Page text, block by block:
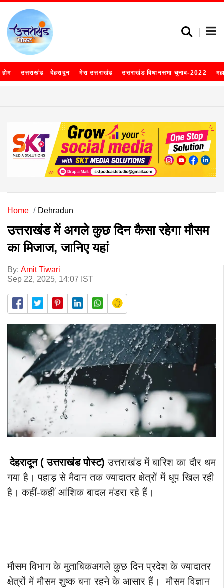
होम उत्तराखंड देहरादून मेरा उत्तराखंड उत्तराखंड विधानसभा चुनाव-2022
Home Dehradun
उत्तराखंड में अगले कुछ दिन कैसा रहेगा मौसम
का मिजाज, जानिए यहां
By: Amit Tiwari
Sep 22, 2025, 14:07 IST
देहरादून ( उत्तराखंड पोस्ट) उत्तराखंड में बारिश का दौर थम
गया है। पहाड़ से मैदान तक ज्यादातर क्षेत्रों में धूप खिल रही
है। कहीं-कहीं आंशिक बादल मंडरा रहे हैं।
मौसम विभाग के मुताबिकअगले कुछ दिन प्रदेश के ज्यादातर
क्षेत्रों में मौसम शुष्क बना रहने के आसार हैं। मौसम विज्ञान